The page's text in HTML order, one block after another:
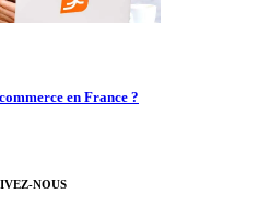
en France ?
NOUS